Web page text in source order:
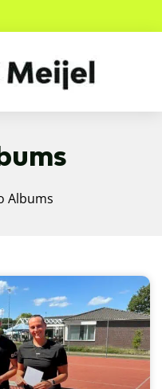
Albums